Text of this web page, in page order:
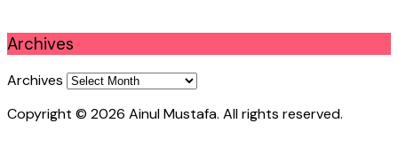
Archives
Archives
Copyright © 2026 Ainul Mustafa. All rights reserved.